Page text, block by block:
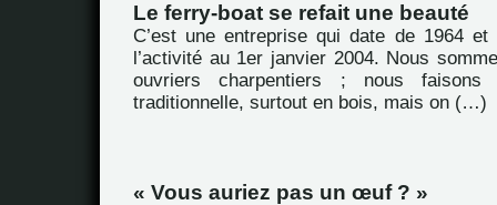
Le ferry-boat se refait une beauté
C’est une entreprise qui date de 1964
l’activité au 1er janvier 2004. Nous
ouvriers charpentiers ; nous
traditionnelle, surtout en bois, mais on (…)
« Vous auriez pas un œuf ? »